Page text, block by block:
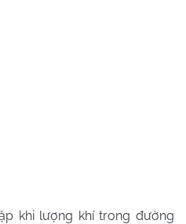
khi lượng khí trong đường